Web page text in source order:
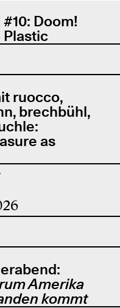
Doom!
Plastic
ruocco,
brechbühl,
as
Amerika
kommt